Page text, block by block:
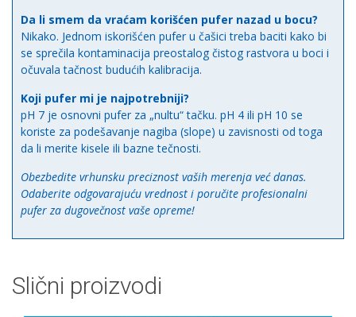
Da li smem da vraćam korišćen pufer nazad u bocu?
Nikako. Jednom iskorišćen pufer u čašici treba baciti kako bi
se sprečila kontaminacija preostalog čistog rastvora u boci i
očuvala tačnost budućih kalibracija.
Koji pufer mi je najpotrebniji?
pH 7 je osnovni pufer za „nultu“ tačku. pH 4 ili pH 10 se
koriste za podešavanje nagiba (slope) u zavisnosti od toga
da li merite kisele ili bazne tečnosti.
Obezbedite vrhunsku preciznost vaših merenja već danas.
Odaberite odgovarajuću vrednost i poručite profesionalni
pufer za dugovečnost vaše opreme!
Slični proizvodi